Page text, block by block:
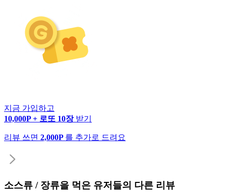
지금 가입하고
10,000P + 로또 10장 받기
리뷰 쓰면 2,000P 를 추가로 드려요
소스류 / 장류을 먹은 유저들의 다른 리뷰